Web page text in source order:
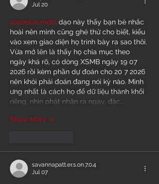
Jul 20
xosoplus.mobi dạo này thấy bạn bè nhắc
hoài nên mình cũng ghé thử cho biết, kiểu
vào xem giao diện họ trình bày ra sao thôi.
Vừa mở lên là thấy họ chia mục theo
ngày khá rõ, có dòng XSMB ngày 19 07
2026 rồi kèm phần dự đoán cho 20 7 2026
nên khỏi phải đoán đang nói kỳ nào. Mình
ưng nhất là cách họ để dữ liệu thành khối
riêng, nhìn phát nhận ra ngay, đặc…
Show More
savannapatt.er.s.on.7.0.4
Jul 07